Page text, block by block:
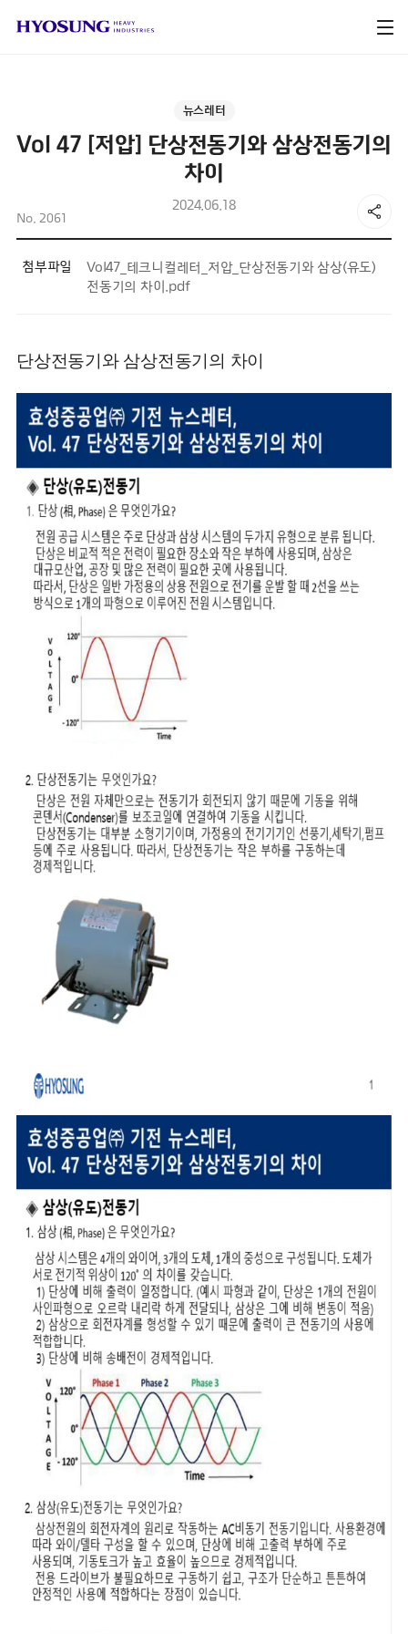
뉴스레터
Vol 47 [저압] 단상전동기와 삼상전동기의
차이
2024.06.18
No. 2061
첨부파일
Vol47_테크니컬레터_저압_단상전동기와 삼상(유도)
전동기의 차이.pdf
단상전동기와 삼상전동기의 차이